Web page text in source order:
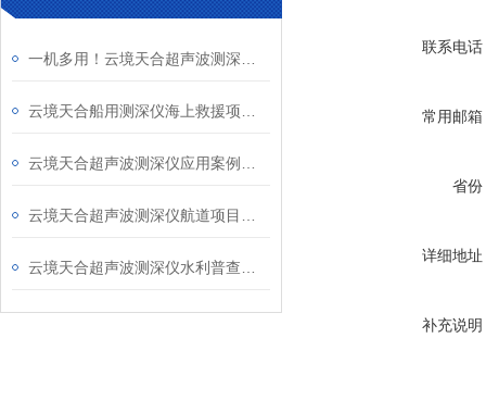
联系电话
常用邮箱
省份
详细地址
补充说明